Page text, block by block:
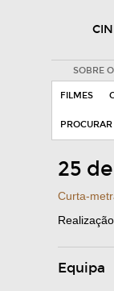
SOBRE
FILMES
PROCURAR
25
Curta-
Equipa